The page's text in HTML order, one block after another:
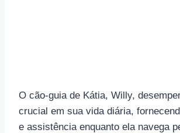
O cão-guia de Kátia, Willy,
crucial em sua vida diária,
e assistência enquanto ela navega